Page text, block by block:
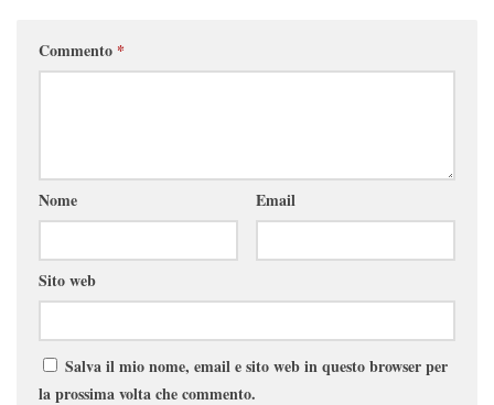
Commento *
Nome Email
Sito web
Salva il mio nome, email e sito web in questo browser per
la prossima volta che commento.